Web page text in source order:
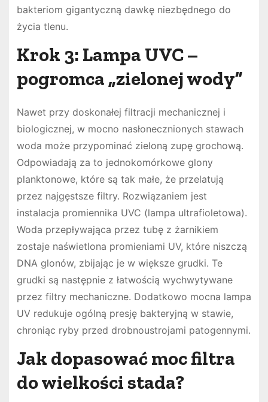
bakteriom gigantyczną dawkę niezbędnego do
życia tlenu.
Krok 3: Lampa UVC –
pogromca „zielonej wody”
Nawet przy doskonałej filtracji mechanicznej i
biologicznej, w mocno nasłonecznionych stawach
woda może przypominać zieloną zupę grochową.
Odpowiadają za to jednokomórkowe glony
planktonowe, które są tak małe, że przelatują
przez najgęstsze filtry. Rozwiązaniem jest
instalacja promiennika UVC (lampa ultrafioletowa).
Woda przepływająca przez tubę z żarnikiem
zostaje naświetlona promieniami UV, które niszczą
DNA glonów, zbijając je w większe grudki. Te
grudki są następnie z łatwością wychwytywane
przez filtry mechaniczne. Dodatkowo mocna lampa
UV redukuje ogólną presję bakteryjną w stawie,
chroniąc ryby przed drobnoustrojami patogennymi.
Jak dopasować moc filtra
do wielkości stada?